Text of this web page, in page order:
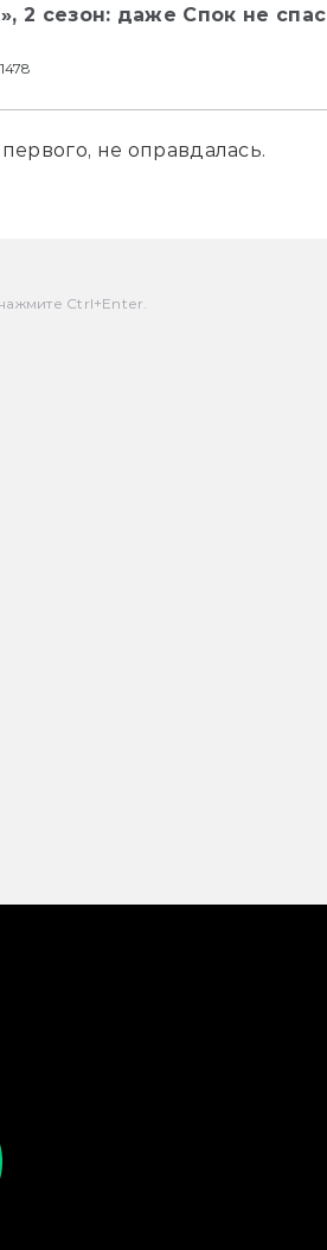
2 сезон: даже Спок не спас
не оправдалась.
Ctrl+Enter.